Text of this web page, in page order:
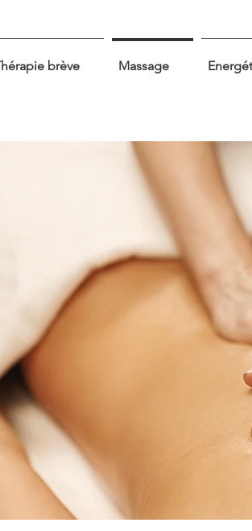
brève Massage